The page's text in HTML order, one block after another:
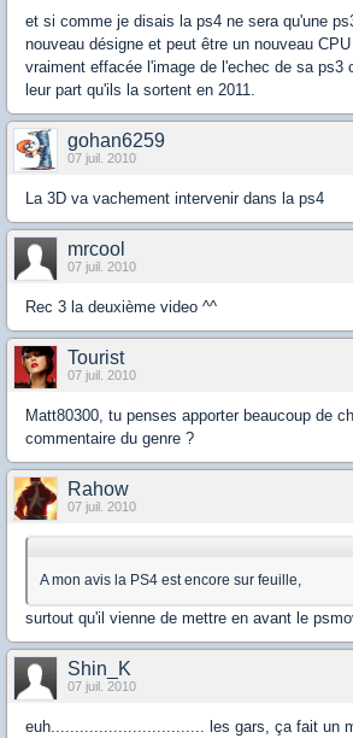
et si comme je disais la ps4 ne sera qu'une
nouveau désigne et peut être un nouveau
vraiment effacée l'image de l'echec de sa ps3
leur part qu'ils la sortent en 2011.
gohan6259
07 juil. 2010
La 3D va vachement intervenir dans la ps4
mrcool
07 juil. 2010
Rec 3 la deuxième video ^^
Tourist
07 juil. 2010
Matt80300, tu penses apporter beaucoup de
commentaire du genre ?
Rahow
07 juil. 2010
A mon avis la PS4 est encore sur feuille,
surtout qu'il vienne de mettre en avant le
Shin_K
07 juil. 2010
euh................................ les gars, ça fait un